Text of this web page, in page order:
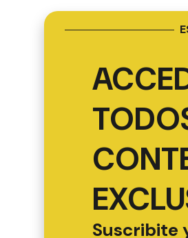
Suscribite